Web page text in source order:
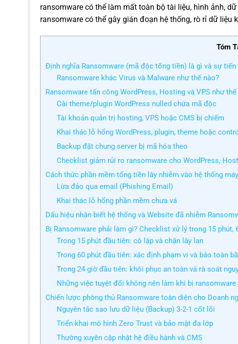
ransomware có thể làm mất toàn bộ tài liệu, hình ảnh,
ransomware có thể gây gián đoạn hệ thống, rò rỉ dữ
Tóm
Định nghĩa Ransomware (mã độc tống tiền) là gì và sự tiến
Ransomware khác Virus và Malware như thế nào?
Ransomware tấn công WordPress, Hosting và VPS như thế
Cài theme/plugin WordPress nulled chứa mã độc
Tài khoản quản trị hosting, VPS hoặc CMS bị chiếm
Khai thác lỗ hổng WordPress, plugin, theme hoặc
Backup đặt chung server bị mã hóa theo
Checklist giảm rủi ro ransomware cho WordPress,
Cách thức phần mềm tống tiền lây nhiễm vào hệ thống
Lừa đảo qua email (Phishing Email)
Khai thác lỗ hổng phần mềm chưa vá
Dấu hiệu nhận biết hệ thống và Website đã nhiễm
Bị Ransomware phải làm gì? Checklist xử lý trong 15 phút,
Trong 15 phút đầu tiên: cô lập và chặn lây lan
Trong 60 phút đầu tiên: xác định phạm vi và bảo toàn
Trong 24 giờ đầu tiên: khôi phục an toàn và rà soát
Những việc tuyệt đối không nên làm khi bị ransomware
Chiến lược phòng thủ Ransomware toàn diện cho Doanh
Nguyên tắc sao lưu dữ liệu (Backup) 3-2-1 cốt lõi
Triển khai mô hình Zero Trust và bảo mật đa lớp
Thường xuyên cập nhật hệ điều hành và CMS